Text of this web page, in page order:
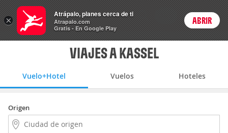
Vuelo+Hotel Precios enPeso
ARSCambiar moneda
Login
VIAJES A KASSEL
Vuelo+Hotel Vuelos Hoteles
Origen
×
Atrápalo, planes cerca de ti
Atrapalo.com
Gratis - En Google Play
ABRIR